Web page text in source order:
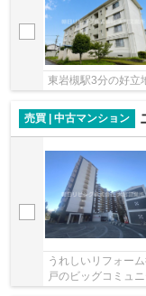
東岩槻駅3分の好立
売買 | 中古マンション
うれしいリフォー
戸のビッグコミュニ